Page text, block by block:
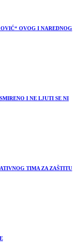
OVOG I NAREDNOG
I NE LJUTI SE NI
TIMA ZA ZAŠTITU